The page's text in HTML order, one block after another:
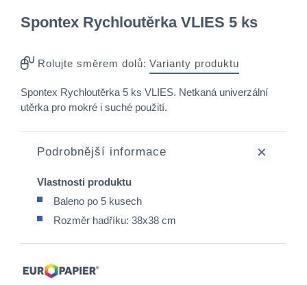
Spontex Rychloutěrka VLIES 5 ks
Rolujte směrem dolů: Varianty produktu
Spontex Rychloutěrka 5 ks VLIES. Netkaná univerzální
utěrka pro mokré i suché použití.
Podrobnější informace
Vlastnosti produktu
Baleno po 5 kusech
Rozměr hadříku: 38x38 cm